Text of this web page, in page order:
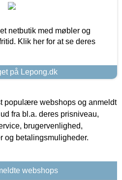
netbutik med møbler og
Klik her for at se deres
på Lepong.dk
populære webshops og anmeldt
fra bl.a. deres prisniveau,
brugervenlighed,
og betalingsmuligheder.
webshops